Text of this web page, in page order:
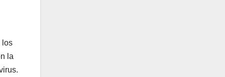
los
la